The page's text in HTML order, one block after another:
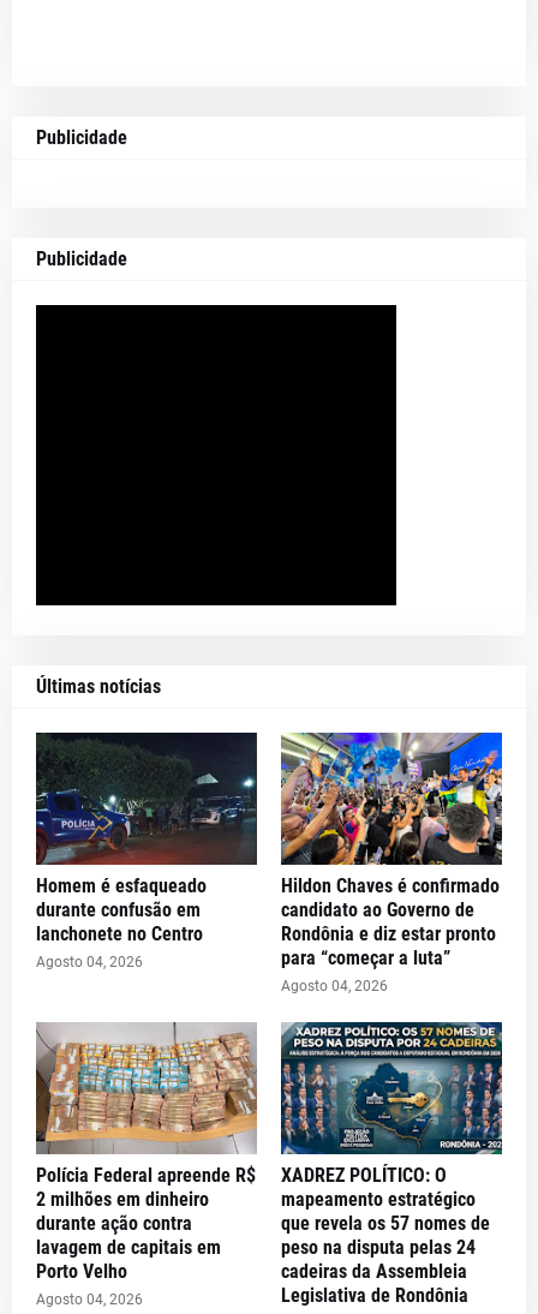
Publicidade
Publicidade
Últimas notícias
Homem é esfaqueado
durante confusão em
lanchonete no Centro
Agosto 04, 2026
Hildon Chaves é confirmado
candidato ao Governo de
Rondônia e diz estar pronto
para “começar a luta”
Agosto 04, 2026
Polícia Federal apreende R$
2 milhões em dinheiro
durante ação contra
lavagem de capitais em
Porto Velho
Agosto 04, 2026
XADREZ POLÍTICO: O
mapeamento estratégico
que revela os 57 nomes de
peso na disputa pelas 24
cadeiras da Assembleia
Legislativa de Rondônia